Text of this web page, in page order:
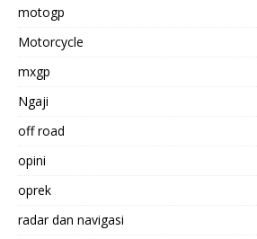
motogp
Motorcycle
mxgp
Ngaji
off road
opini
oprek
radar dan navigasi